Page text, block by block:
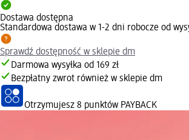
Dostawa dostępna
Standardowa dostawa w 1-2 dni robocze od
Sprawdź dostępność w sklepie dm
Darmowa wysyłka od 169 zł
Bezpłatny zwrot również w sklepie dm
Otrzymujesz 8 punktów PAYBACK